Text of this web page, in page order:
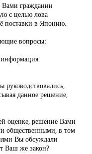
Вами гражданин
с целью лова
поставки в Японию.
вопросы:
информация
данное решение,
оценке, решение Вами
общественными, в том
Вы обсуждали
Ваш же закон?